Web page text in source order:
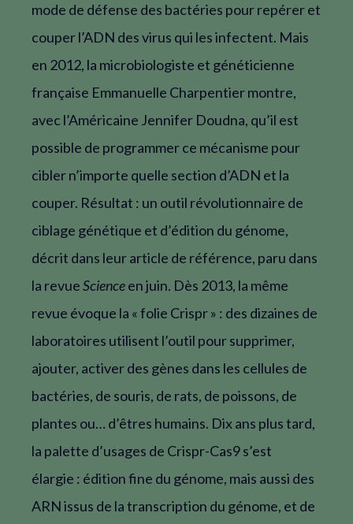
mode de défense des bactéries pour repérer et
couper l’ADN des virus qui les infectent. Mais
en 2012, la microbiologiste et généticienne
française Emmanuelle Charpentier montre,
avec l’Américaine Jennifer Doudna, qu’il est
possible de programmer ce mécanisme pour
cibler n’importe quelle section d’ADN et la
couper. Résultat : un outil révolutionnaire de
ciblage génétique et d’édition du génome,
décrit dans leur article de référence, paru dans
la revueScienceen juin. Dès 2013, la même
revue évoque la « folie Crispr » : des dizaines de
laboratoires utilisent l’outil pour supprimer,
ajouter, activer des gènes dans les cellules de
bactéries, de souris, de rats, de poissons, de
plantes ou… d’êtres humains. Dix ans plus tard,
la palette d’usages de Crispr-Cas9 s’est
élargie : édition fine du génome, mais aussi des
ARN issus de la transcription du génome, et de